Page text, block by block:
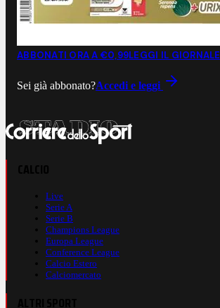
ABBONATI ORA A €0,99LEGGI IL GIORNALE
Sei già abbonato?Accedi e leggi
Live
Serie A
Serie B
Champions League
Europa League
Conference League
Calcio Estero
Calciomercato